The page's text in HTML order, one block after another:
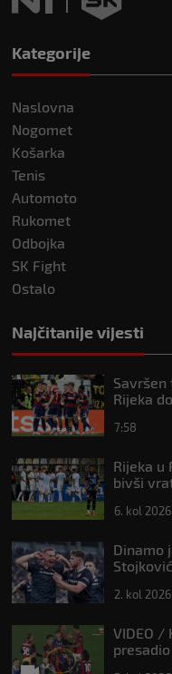
Kategorije
Naslovna
Nogomet
Košarka
Tenis
Automoto
Rukomet
Odbojka
SK Fight
Ostalo
Najčitanije vijesti
Savršen
Rijeka
7:58
Rijeka u
bivši
6. kol 2026
Dinamo
2. kol 2026
VIDEO /